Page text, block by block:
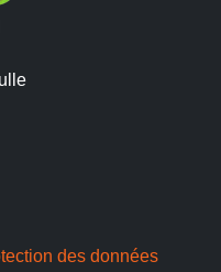
des données